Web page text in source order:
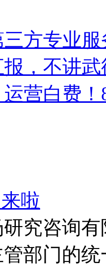
方专业
，不讲
营白费
啦
究咨询
部门的